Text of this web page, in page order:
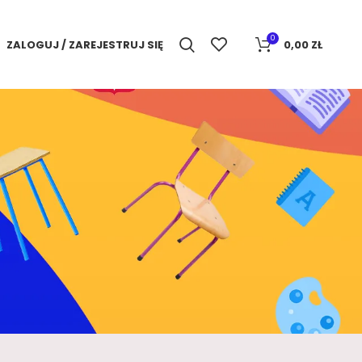
ZALOGUJ / ZAREJESTRUJ SIĘ 0 0,00 ZŁ